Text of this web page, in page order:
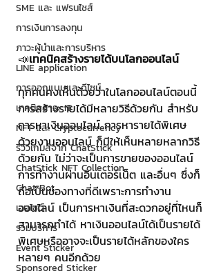
SME และ แฟรนไชส์
การเงินการลงทุน
ภาวะผู้นำและการบริหาร
LINE application
การออกแบบและดีไซน์
เทคนิคสาระ IT
NFT และ Cryptocurrency
รีวิวเกมส์จาก ChatStick
ChatStick NFT Collection
Chat Bot
เวบไซต์
รวมบริการ
Event Sticker
Sponsored Sticker
📣เทคนิคสร้างรายได้บนโลกออนไลน์
ทุกคนคงเห็นด้วยว่าในโลกออนไลน์ตอนนี้
การสร้างรายได้มีหลายวิธีด้วยกัน สำหรับ
การหาเงินออนไลน์ การหารายได้พิเศษ
ด้วยงานออนไลน์ ก็มีให้เห็นหลายหลากวิธี
ด้วยกัน ไม่ว่าจะเป็นการขายของออนไลน์
การทำงานผ่านอินเตอร์เน็ต และอื่นๆ ซึ่งก็
ถือเป็นช่องทางที่ดีเพราะการทำงาน
ออนไลน์ เป็นการหาเงินที่สะดวกอยู่ที่ไหนก็
สามารถทำได้ หาเงินออนไลน์ได้เป็นรายได้
พิเศษหรืออาจจะเป็นรายได้หลักของใคร
หลายๆ คนอีกด้วย